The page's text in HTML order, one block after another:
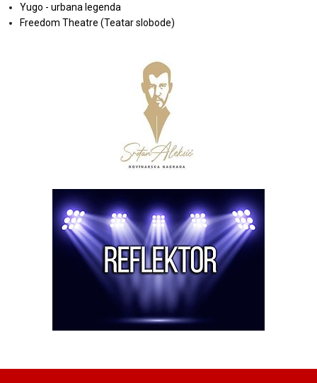
Yugo - urbana legenda
Freedom Theatre (Teatar slobode)